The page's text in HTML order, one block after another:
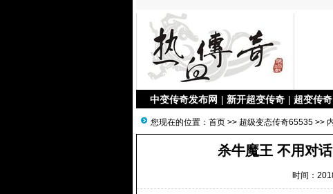
中变传奇发布网 | 新开超变传奇 | 超变传
您现在的位置： 首页 >> 超级变态传奇65535 >>
杀牛魔王 不用对
时间：